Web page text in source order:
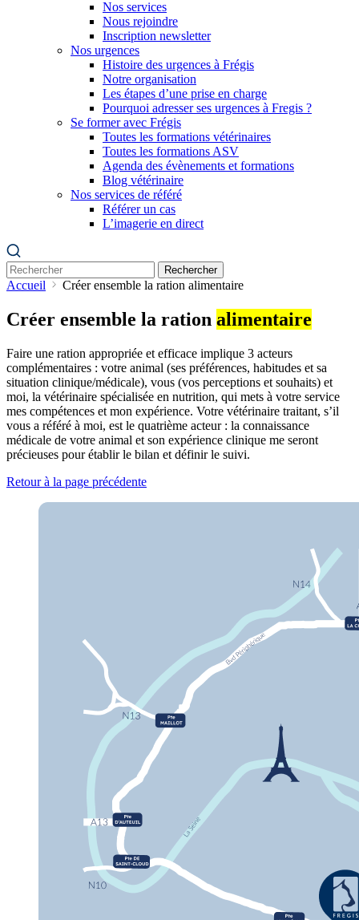
Nos services
Nous rejoindre
Inscription newsletter
Nos urgences
Histoire des urgences à Frégis
Notre organisation
Les étapes d’une prise en charge
Pourquoi adresser ses urgences à Fregis ?
Se former avec Frégis
Toutes les formations vétérinaires
Toutes les formations ASV
Agenda des évènements et formations
Blog vétérinaire
Nos services de référé
Référer un cas
L’imagerie en direct
Rechercher
Accueil Créer ensemble la ration alimentaire
Créer ensemble la ration alimentaire
Faire une ration appropriée et efficace implique 3 acteurs
complémentaires : votre animal (ses préférences, habitudes et sa
situation clinique/médicale), vous (vos perceptions et souhaits) et
moi, la vétérinaire spécialisée en nutrition, qui mets à votre service
mes compétences et mon expérience. Votre vétérinaire traitant, s’il
vous a référé à moi, est le quatrième acteur : la connaissance
médicale de votre animal et son expérience clinique me seront
précieuses pour établir le bilan et définir le suivi.
Retour à la page précédente